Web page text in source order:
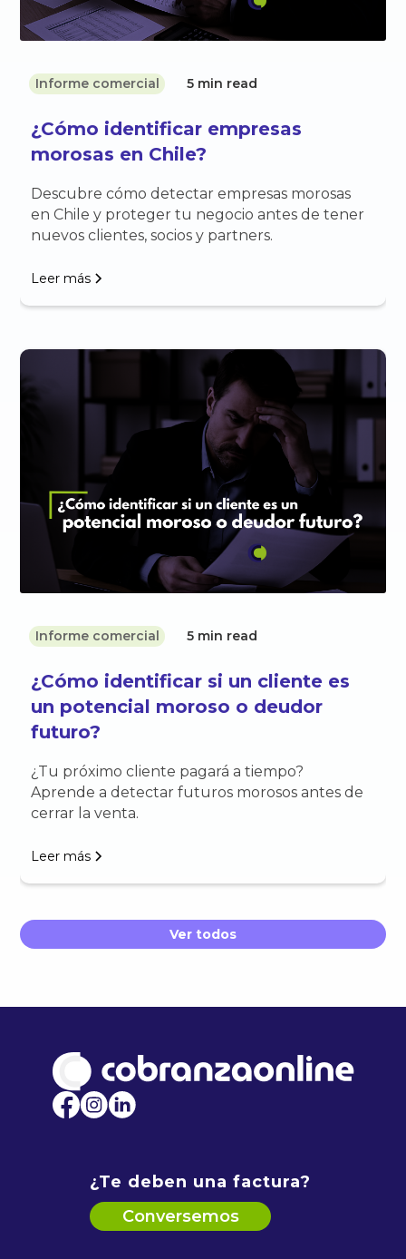
Informe comercial 5 min read
¿Cómo identificar empresas
morosas en Chile?
Descubre cómo detectar empresas morosas
en Chile y proteger tu negocio antes de tener
nuevos clientes, socios y partners.
Leer más
Informe comercial 5 min read
¿Cómo identificar si un cliente es
un potencial moroso o deudor
futuro?
¿Tu próximo cliente pagará a tiempo?
Aprende a detectar futuros morosos antes de
cerrar la venta.
Leer más
Ver todos
¿Te deben una factura?
Conversemos